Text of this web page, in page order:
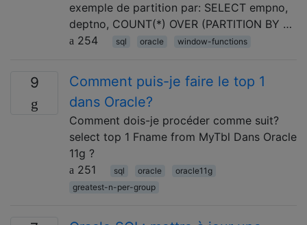
exemple de partition par: SELECT empno,
deptno, COUNT(*) OVER (PARTITION BY …
254
sql oracle window-functions
9
Comment puis-je faire le top 1
dans Oracle?
Comment dois-je procéder comme suit?
select top 1 Fname from MyTbl Dans Oracle
11g ?
251
sql oracle
oracle11g
greatest-n-per-group